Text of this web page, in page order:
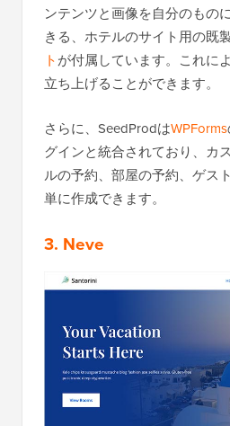
ンテンツと画像を自分のもの
きる、ホテルのサイト用の既
トが付属しています。これに
立ち上げることができます。
さらに、SeedProdはWPForms
グインと統合されており、カ
ルの予約、部屋の予約、ゲス
単に作成できます。
3. Neve